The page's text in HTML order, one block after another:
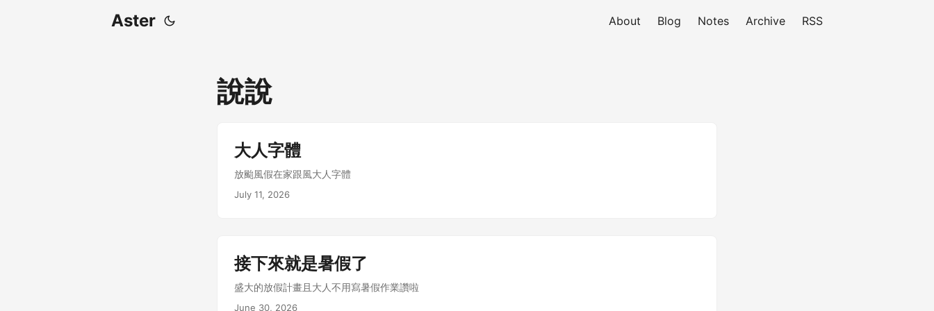
Aster About Blog Notes Archive RSS
說說
大人字體
放颱風假在家跟風大人字體
July 11, 2026
接下來就是暑假了
盛大的放假計畫且大人不用寫暑假作業讚啦
June 30, 2026